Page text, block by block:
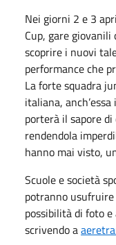
Nei giorni 2 e 3
Cup, gare
scoprire i nuovi
performance che
La forte squadra
italiana,
porterà il sapore
rendendola
hanno mai visto,
Scuole e società
potranno usufruire
possibilità di foto
scrivendo a